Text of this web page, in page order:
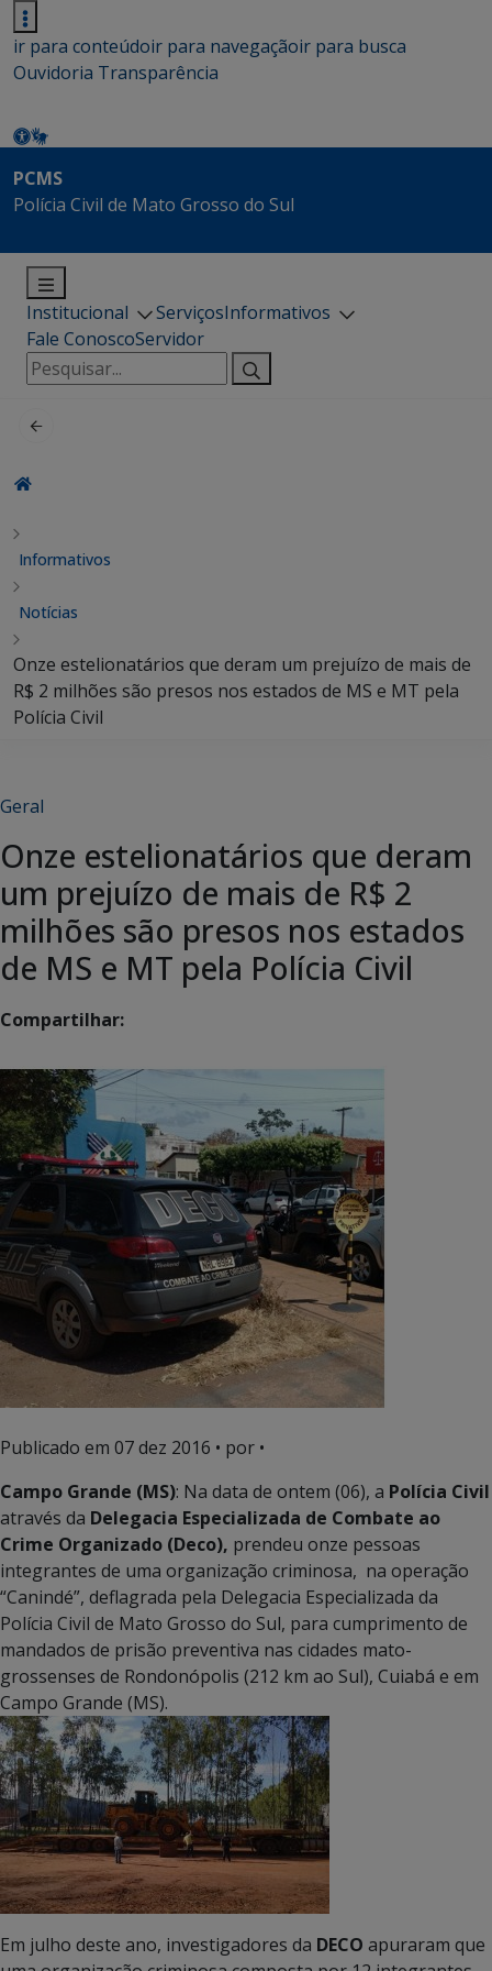
ir para conteúdoir para navegaçãoir para busca
Ouvidoria Transparência
PCMS
Polícia Civil de Mato Grosso do Sul
Institucional ServiçosInformativos
Fale ConoscoServidor
Pesquisar
por:
Informativos
Notícias
Onze estelionatários que deram um prejuízo de mais de
R$ 2 milhões são presos nos estados de MS e MT pela
Polícia Civil
Geral
Onze estelionatários que deram
um prejuízo de mais de R$ 2
milhões são presos nos estados
de MS e MT pela Polícia Civil
Compartilhar:
Publicado em 07 dez 2016 • por •
Campo Grande (MS): Na data de ontem (06), a Polícia Civil
através da Delegacia Especializada de Combate ao
Crime Organizado (Deco), prendeu onze pessoas
integrantes de uma organização criminosa, na operação
“Canindé”, deflagrada pela Delegacia Especializada da
Polícia Civil de Mato Grosso do Sul, para cumprimento de
mandados de prisão preventiva nas cidades mato-
grossenses de Rondonópolis (212 km ao Sul), Cuiabá e em
Campo Grande (MS).
Em julho deste ano, investigadores da DECO apuraram que